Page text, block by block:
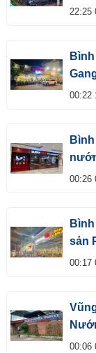
22:25
hấp
00:22
00:26
sản
00:17
00:06